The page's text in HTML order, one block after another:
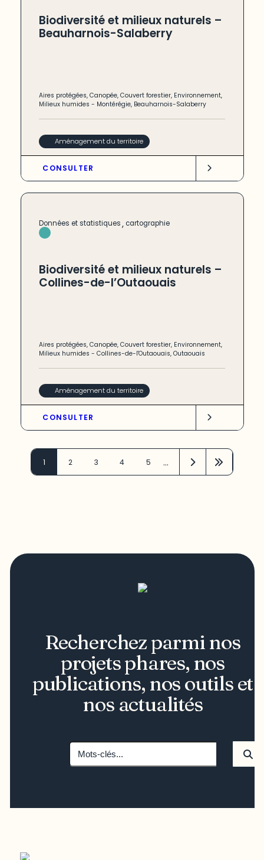
Biodiversité et milieux naturels –
Beauharnois-Salaberry
Aires protégées,Canopée,Couvert forestier, Environnement,
Milieux humides - Montérégie, Beauharnois-Salaberry
Aménagement du territoire
CONSULTER
Données et statistiques, cartographie
Biodiversité et milieux naturels –
Collines-de-l’Outaouais
Aires protégées,Canopée,Couvert forestier, Environnement,
Milieux humides -Collines-de-l'Outaouais,Outaouais
Aménagement du territoire
CONSULTER
1 2 3 4 5 …
Recherchez parmi nos
projets phares, nos
publications, nos outils et
nos actualités